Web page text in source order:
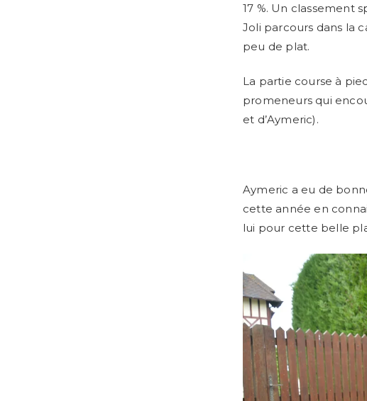
17 %. Un classement
Joli parcours dans la
peu de plat.
La partie course à
promeneurs qui
et d’Aymeric).
Aymeric a eu de
cette année en
lui pour cette belle